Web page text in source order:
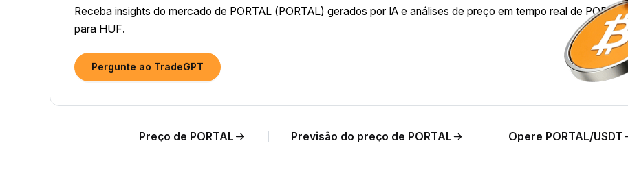
Receba insights do mercado de PORTAL (PORTAL) gerados por IA e análises de preço em tempo real de PORTAL
para HUF.
Pergunte ao TradeGPT
Preço de PORTAL Previsão do preço de PORTAL Opere PORTAL/USDT